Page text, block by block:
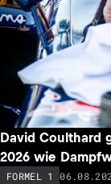
David Coulthard
2026 wie
FORMEL 1